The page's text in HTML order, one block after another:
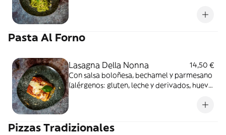
Pasta Al Forno
Lasagna Della Nonna
14,50 €
Con salsa boloñesa, bechamel y parmesano
(alérgenos: gluten, leche y derivados, huevo
Pizzas Tradizionales